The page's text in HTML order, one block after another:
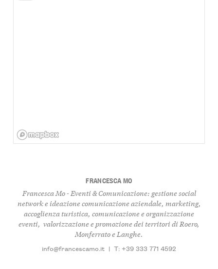
FRANCESCA MO
Francesca Mo - Eventi & Comunicazione: gestione social
network e ideazione comunicazione aziendale, marketing,
accoglienza turistica, comunicazione e organizzazione
eventi, valorizzazione e promozione dei territori di Roero,
Monferrato e Langhe.
info@francescamo.it | T: +39 333 771 4592